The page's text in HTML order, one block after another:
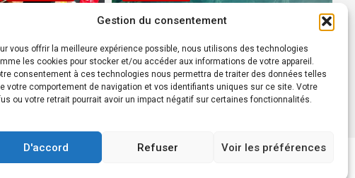
Gestion du consentement
vous offrir la meilleure expérience possible, nous utilisons des technologies
les cookies pour stocker et/ou accéder aux informations de votre appareil.
consentement à ces technologies nous permettra de traiter des données telles
votre comportement de navigation et vos identifiants uniques sur ce site. Votre
ou votre retrait pourrait avoir un impact négatif sur certaines fonctionnalités.
D'accord Refuser Voir les préférences
portes à
Devenez Ambassadeur XOCHI
BOTANICALS – « El espíritu
francés con corazón de
México! »
24 août 2022 Rédacteur